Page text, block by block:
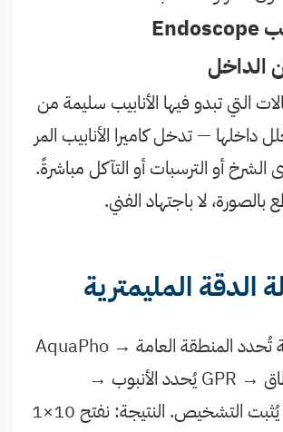
كاميرا الأنابيب Endoscope
التي تبدو فيها الأنابيب سليمة من
داخلها — تدخل كاميرا الأنابيب المر
الشرخ أو الترسبات أو التآكل مباشرةً.
لا باجتهاد الفني.
الدقة المليمترية
الكاميرا الحرارية تُحدد المنطقة العامة → AquaPho
ne يُضيّق النطاق → GPR يُحدد الأنبوب →
Endoscope يُثبت التشخيص. النتيجة: نفتح 10×1